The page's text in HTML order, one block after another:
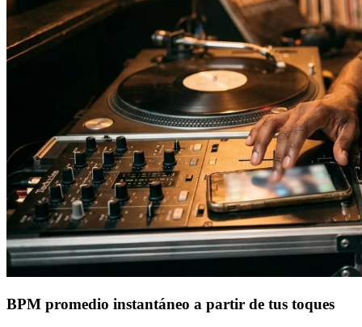
BPM promedio instantáneo a partir de tus toques